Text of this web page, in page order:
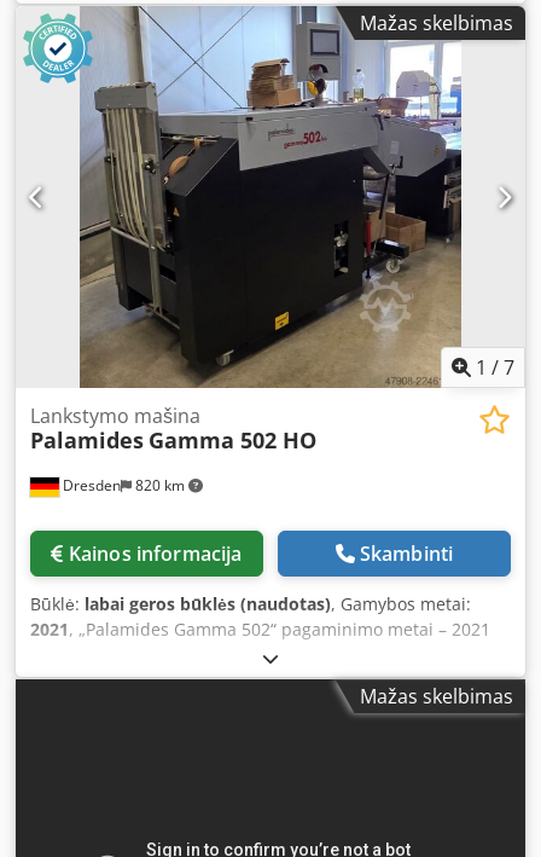
savininko. Galima prijungti prie beveik bet kurio MBO
įrangos modelio. Cjdezlab Ajpfx Am Rerf Montuojama ant
ratų, todėl lengva ją perkelti. Turi atskirus valdymo
elementus.
Mažas skelbimas
1 /7
Dresden 820 km
Lankstymo mašina
Palamides Gamma 502 HO
Kainos informacija Skambinti
Būklė: labai geros būklės (naudotas), Gamybos metai:
2021, „Palamides Gamma 502“ pagaminimo metai – 2021
juostavimo įrenginys skirtas lankstymo mašinoms, siuvimo
įrenginiams ir kt. aukščio reguliuojama įtraukimo dalis
Credszqtl Ejpfx Am Ref tinka dviem produktų srautams
Mažas skelbimas